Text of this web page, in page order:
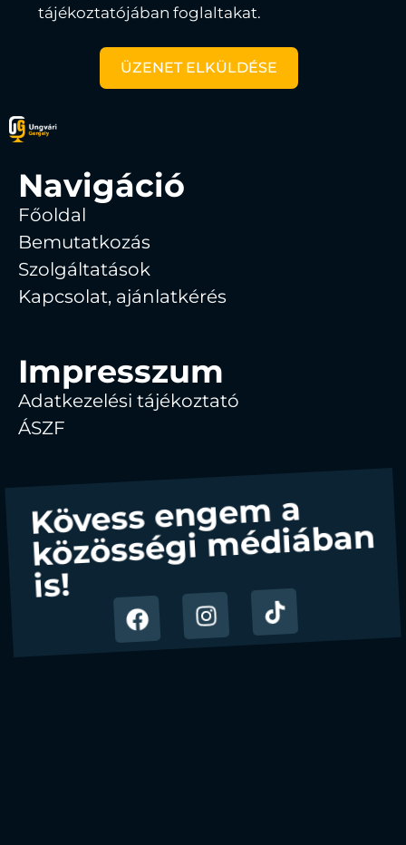
tájékoztatójában foglaltakat.
ÜZENET ELKÜLDÉSE
Navigáció
Főoldal
Bemutatkozás
Szolgáltatások
Kapcsolat, ajánlatkérés
Impresszum
Adatkezelési tájékoztató
ÁSZF
Kövess engem a
közösségi médiában
is!